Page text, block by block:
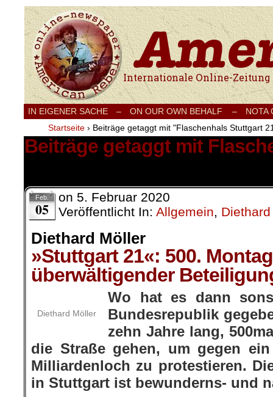
Internationale Onlinezeitung für Frieden,
IN EIGENER SACHE – ON OUR OWN BEHALF –
NOTA
Startseite › Beiträge getaggt mit "Flaschenhals Stuttgart
Beiträge getaggt mit
Feb.
05
on 5. Februar 2020
Veröffentlicht In: Allgemein,
Diethard Möller
»Stuttgart 21«: 500.
überwältigender
Diethard Möller
Wo hat es dann
Bundesrepublik
zehn Jahre lang,
die Straße gehen, um gegen
Milliardenloch zu protestieren.
in Stuttgart ist bewunderns- und